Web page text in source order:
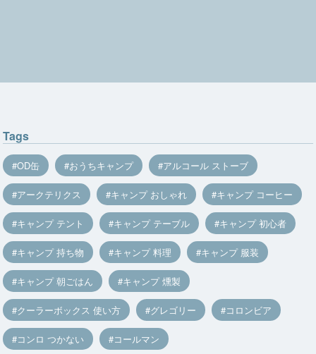
Tags
OD缶 おうちキャンプ アルコール ストーブ
アークテリクス キャンプ おしゃれ キャンプ コーヒー
キャンプ テント キャンプ テーブル キャンプ 初心者
キャンプ 持ち物 キャンプ 料理 キャンプ 服装
キャンプ 朝ごはん キャンプ 燻製
クーラーボックス 使い方 グレゴリー コロンビア
コンロ つかない コールマン